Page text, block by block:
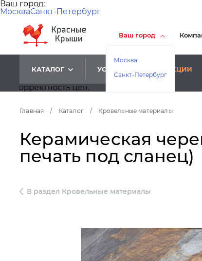
Ваш город:
МоскваСанкт-Петербург
Ваш город
Москва
Санкт-Петербург
КАТАЛОГ УСЛУГИ АКЦИИ
цен.
Главная / Каталог / Кровельные материалы
Керамическая
печать под сланец)
В раздел Кровельные материалы